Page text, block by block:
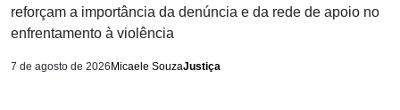
reforçam a importância da denúncia e da rede de apoio no
enfrentamento à violência
7 de agosto de 2026 Micaele SouzaJustiça